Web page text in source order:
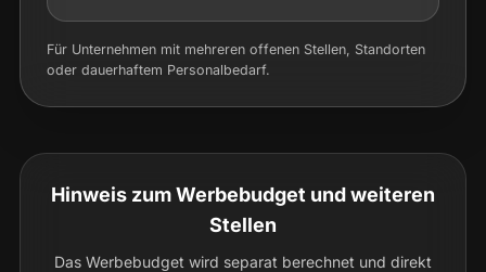
Für Unter­neh­men mit meh­re­ren offe­nen Stel­len, Stand­or­ten
oder dau­er­haf­tem Personalbedarf.
Hin­weis zum Wer­be­bud­get und wei­te­ren
Stellen
Das Wer­be­bud­get wird sepa­rat berech­net und direkt